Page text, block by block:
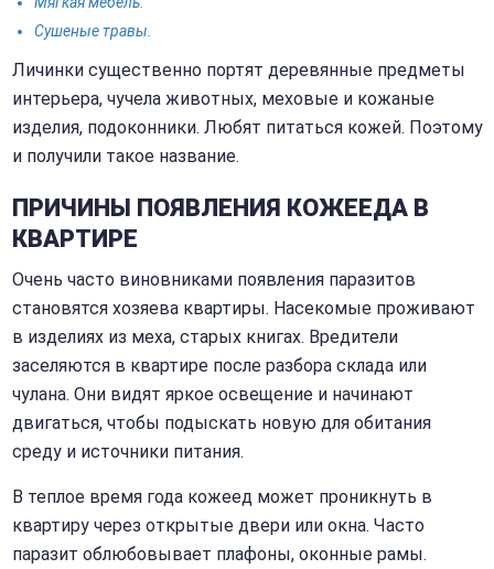
Сушеные травы.
Личинки существенно портят деревянные предметы
интерьера, чучела животных, меховые и кожаные
изделия, подоконники. Любят питаться кожей. Поэтому
и получили такое название.
ПРИЧИНЫ ПОЯВЛЕНИЯ КОЖЕЕДА В
КВАРТИРЕ
Очень часто виновниками появления паразитов
становятся хозяева квартиры. Насекомые проживают
в изделиях из меха, старых книгах. Вредители
заселяются в квартире после разбора склада или
чулана. Они видят яркое освещение и начинают
двигаться, чтобы подыскать новую для обитания
среду и источники питания.
В теплое время года кожеед может проникнуть в
квартиру через открытые двери или окна. Часто
паразит облюбовывает плафоны, оконные рамы.